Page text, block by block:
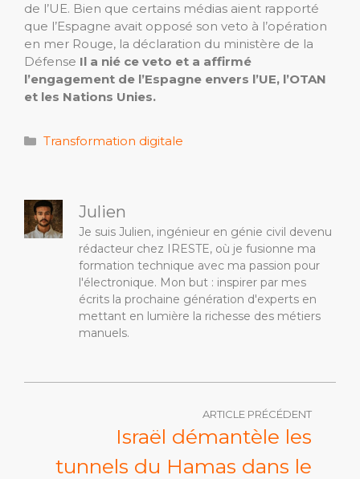
de l’UE. Bien que certains médias aient rapporté
que l’Espagne avait opposé son veto à l’opération
en mer Rouge, la déclaration du ministère de la
Défense Il a nié ce veto et a affirmé
l’engagement de l’Espagne envers l’UE, l’OTAN
et les Nations Unies.
Catégories
Transformation digitale
Julien
Je suis Julien, ingénieur en génie civil devenu
rédacteur chez IRESTE, où je fusionne ma
formation technique avec ma passion pour
l'électronique. Mon but : inspirer par mes
écrits la prochaine génération d'experts en
mettant en lumière la richesse des métiers
manuels.
ARTICLE PRÉCÉDENT
Israël démantèle les
tunnels du Hamas dans le